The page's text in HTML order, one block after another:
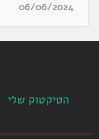
06/06/2024
הטיקטוק שלי